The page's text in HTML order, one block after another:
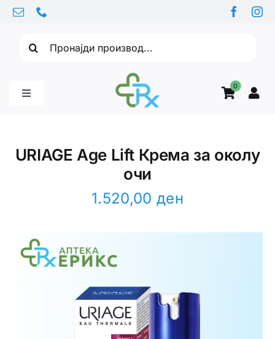
Skip
content
0
Toggle
Здравствени проблеми
Интимно здравје
URIAGE Age Lift Крема за околу
очи
1.520,00ден